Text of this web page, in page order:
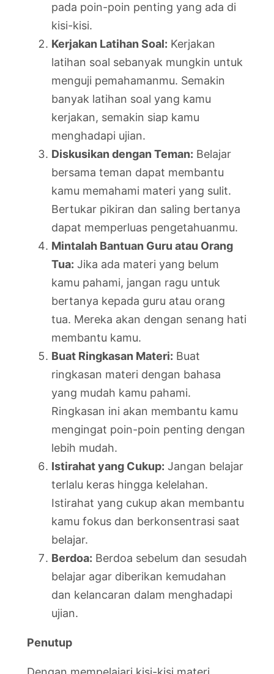
pada poin-poin penting yang ada di
kisi-kisi.
Kerjakan Latihan Soal: Kerjakan
latihan soal sebanyak mungkin untuk
menguji pemahamanmu. Semakin
banyak latihan soal yang kamu
kerjakan, semakin siap kamu
menghadapi ujian.
Diskusikan dengan Teman: Belajar
bersama teman dapat membantu
kamu memahami materi yang sulit.
Bertukar pikiran dan saling bertanya
dapat memperluas pengetahuanmu.
Mintalah Bantuan Guru atau Orang
Tua: Jika ada materi yang belum
kamu pahami, jangan ragu untuk
bertanya kepada guru atau orang
tua. Mereka akan dengan senang hati
membantu kamu.
Buat Ringkasan Materi: Buat
ringkasan materi dengan bahasa
yang mudah kamu pahami.
Ringkasan ini akan membantu kamu
mengingat poin-poin penting dengan
lebih mudah.
Istirahat yang Cukup: Jangan belajar
terlalu keras hingga kelelahan.
Istirahat yang cukup akan membantu
kamu fokus dan berkonsentrasi saat
belajar.
Berdoa: Berdoa sebelum dan sesudah
belajar agar diberikan kemudahan
dan kelancaran dalam menghadapi
ujian.
Penutup